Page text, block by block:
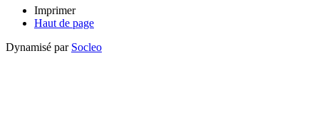
Imprimer
Haut de page
Dynamisé par Socleo